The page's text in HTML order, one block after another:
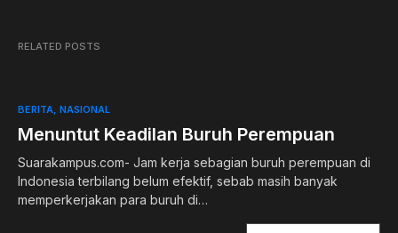
RELATED POSTS
BERITA NASIONAL
Menuntut Keadilan Buruh Perempuan
Suarakampus.com- Jam kerja sebagian buruh perempuan di
Indonesia terbilang belum efektif, sebab masih banyak
memperkerjakan para buruh di…